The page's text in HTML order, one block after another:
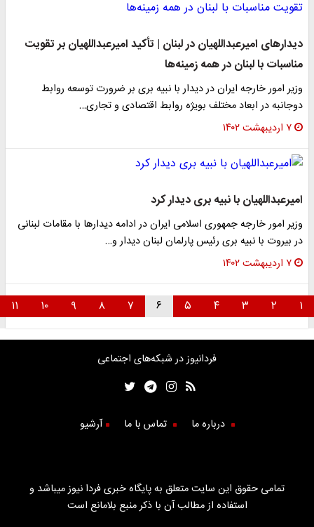
دیدارهای امیرعبداللهیان در لبنان | تأکید امیرعبداللهیان بر تقویت
مناسبات با لبنان در همه زمینه‌ها
وزیر امور خارجه ایران در دیدار با نبیه بری بر ضرورت توسعه روابط
دوجانبه در ابعاد مختلف بویژه روابط اقتصادی و تجاری…
۷ اردیبهشت ۱۴۰۲
امیرعبداللهیان با نبیه بری دیدار کرد
وزیر امور خارجه جمهوری اسلامی ایران در ادامه دیدارها با مقامات لبنانی
در بیروت با نبیه بری رئیس پارلمان لبنان دیدار و…
۷ اردیبهشت ۱۴۰۲
۱ ۲ ۳ ۴ ۵ ۶ ۷ ۸ ۹ ۱۰ ۱۱
فردانیوز در شبکه‌های اجتماعی
درباره ما تماس با ما آرشیو
تمامی حقوق این سایت متعلق به پایگاه خبری فردا نیوز میباشد و
استفاده از مطالب آن با ذکر منبع بلامانع است